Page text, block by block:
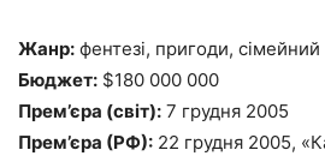
Жанр: фентезі, пригоди, сімейний
Бюджет: $180 000 000
Прем’єра (світ): 7 грудня 2005
Прем’єра (РФ): 22 грудня 2005,